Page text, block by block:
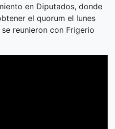
en Diputados, donde
el quorum el lunes
reunieron con Frigerio